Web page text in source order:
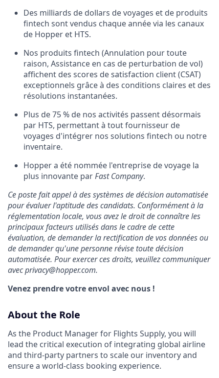
Des milliards de dollars de voyages et de produits
fintech sont vendus chaque année via les canaux
de Hopper et HTS.
Nos produits fintech (Annulation pour toute
raison, Assistance en cas de perturbation de vol)
affichent des scores de satisfaction client (CSAT)
exceptionnels grâce à des conditions claires et des
résolutions instantanées.
Plus de 75 % de nos activités passent désormais
par HTS, permettant à tout fournisseur de
voyages d'intégrer nos solutions fintech ou notre
inventaire.
Hopper a été nommée l'entreprise de voyage la
plus innovante parFast Company.
Ce poste fait appel à des systèmes de décision automatisée
pour évaluer l'aptitude des candidats. Conformément à la
réglementation locale, vous avez le droit de connaître les
principaux facteurs utilisés dans le cadre de cette
évaluation, de demander la rectification de vos données ou
de demander qu'une personne révise toute décision
automatisée. Pour exercer ces droits, veuillez communiquer
avec privacy@hopper.com.
Venez prendre votre envol avec nous !
About the Role
As the Product Manager for Flights Supply, you will
lead the critical execution of integrating global airline
and third-party partners to scale our inventory and
ensure a world-class booking experience.